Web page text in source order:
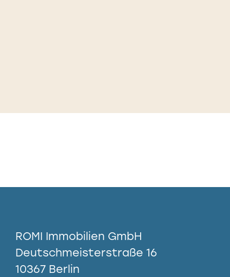
ROMI Immobilien GmbH
Deutschmeisterstraße 16
10367 Berlin